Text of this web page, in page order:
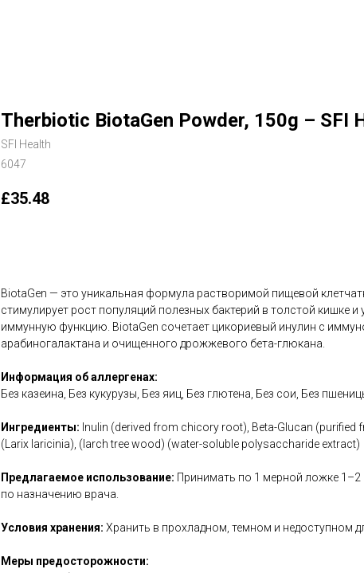
Therbiotic BiotaGen Powder, 150g – SFI
SFI Health
6047
£35.48
BiotaGen — это уникальная формула растворимой пищевой
стимулирует рост популяций полезных бактерий в толстой кишке
иммунную функцию. BiotaGen сочетает цикориевый инулин с
арабиногалактана и очищенного дрожжевого бета-глюкана.
Информация об аллергенах:
Без казеина, Без кукурузы, Без яиц, Без глютена, Без сои, Без
Ингредиенты: Inulin (derived from chicory root), Beta-Glucan
(Larix laricinia), (larch tree wood) (water-soluble polysaccharide extract)
Предлагаемое использование: Принимать по 1 мерной ложке
по назначению врача.
Условия хранения: Хранить в прохладном, темном и недоступном
Меры предосторожности: